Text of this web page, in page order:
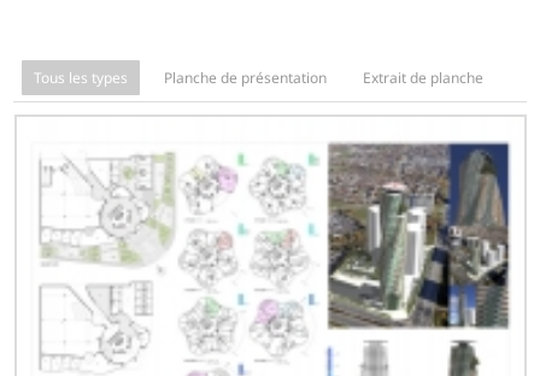
Tous les types Planche de présentation Extrait de planche